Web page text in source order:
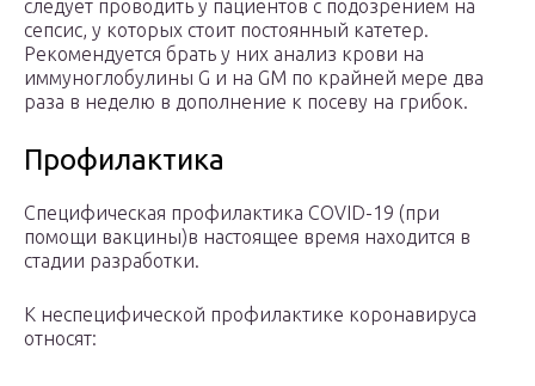
следует проводить у пациентов с подозрением на
сепсис, у которых стоит постоянный катетер.
Рекомендуется брать у них анализ крови на
иммуноглобулины G и на GM по крайней мере два
раза в неделю в дополнение к посеву на грибок.
Профилактика
Специфическая профилактика COVID-19 (при
помощи вакцины)в настоящее время находится в
стадии разработки.
К неспецифической профилактике коронавируса
относят: